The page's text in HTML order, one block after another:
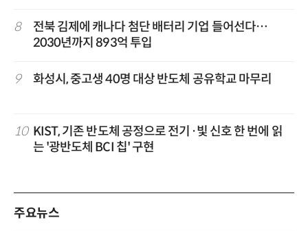
8
전북 김제에 캐나다 첨단 배터리 기업 들어선다…
2030년까지 893억 투입
9 화성시, 중고생 40명 대상 반도체 공유학교 마무리
10 KIST, 기존 반도체 공정으로 전기·빛 신호 한 번에 읽
는 '광반도체 BCI 칩' 구현
주요뉴스